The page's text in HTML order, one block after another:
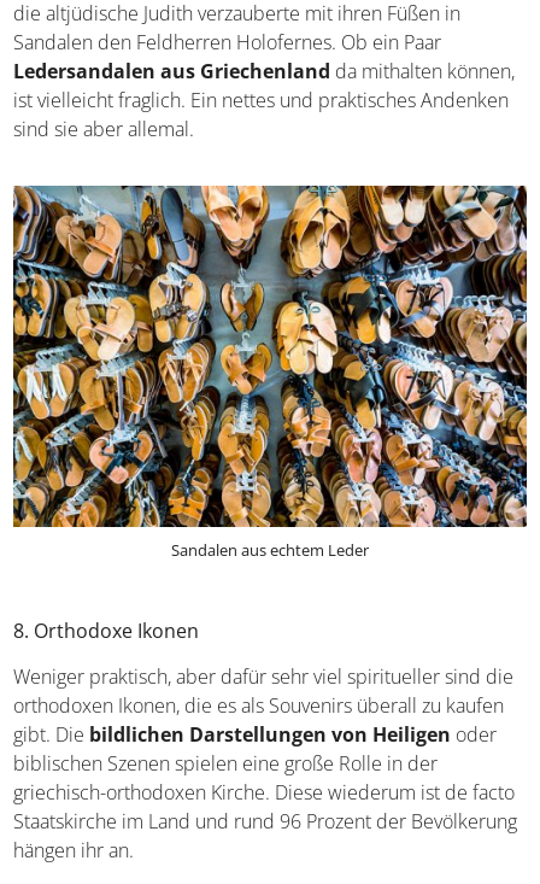
Im Altertum waren Sandalen ein Symbol der Erotik.
Aphrodite betörte mit ihrer Sandale den Faun Pan und
auch die altjüdische Judith verzauberte mit ihren Füßen in
Sandalen den Feldherren Holofernes. Ob ein Paar
Ledersandalen aus Griechenland
Andenken sind sie aber allemal.
8. Orthodoxe Ikonen
Weniger praktisch, aber dafür sehr viel spiritueller sind
die orthodoxen Ikonen, die es als Souvenirs überall zu
kaufen gibt. Diebildlichen Darstellungen von
Heiligenoder biblischen Szenen spielen eine große
Rolle in der griechisch-orthodoxen Kirche. Diese
wiederum ist de facto Staatskirche im Land und rund 96